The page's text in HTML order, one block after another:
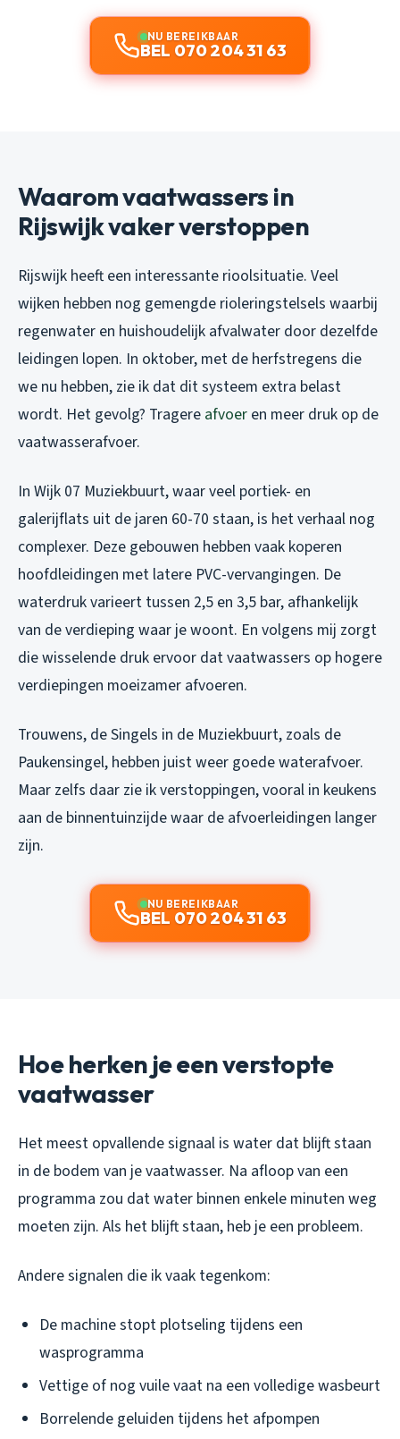
NU BEREIKBAAR
BEL 070 204 31 63
Waarom vaatwassers in
Rijswijk vaker verstoppen
Rijswijk heeft een interessante rioolsituatie. Veel
wijken hebben nog gemengde rioleringstelsels waarbij
regenwater en huishoudelijk afvalwater door dezelfde
leidingen lopen. In oktober, met de herfstregens die
we nu hebben, zie ik dat dit systeem extra belast
wordt. Het gevolg? Tragere afvoer en meer druk op de
vaatwasserafvoer.
In Wijk 07 Muziekbuurt, waar veel portiek- en
galerijflats uit de jaren 60-70 staan, is het verhaal nog
complexer. Deze gebouwen hebben vaak koperen
hoofdleidingen met latere PVC-vervangingen. De
waterdruk varieert tussen 2,5 en 3,5 bar, afhankelijk
van de verdieping waar je woont. En volgens mij zorgt
die wisselende druk ervoor dat vaatwassers op hogere
verdiepingen moeizamer afvoeren.
Trouwens, de Singels in de Muziekbuurt, zoals de
Paukensingel, hebben juist weer goede waterafvoer.
Maar zelfs daar zie ik verstoppingen, vooral in keukens
aan de binnentuinzijde waar de afvoerleidingen langer
zijn.
NU BEREIKBAAR
BEL 070 204 31 63
Hoe herken je een verstopte
vaatwasser
Het meest opvallende signaal is water dat blijft staan
in de bodem van je vaatwasser. Na afloop van een
programma zou dat water binnen enkele minuten weg
moeten zijn. Als het blijft staan, heb je een probleem.
Andere signalen die ik vaak tegenkom:
De machine stopt plotseling tijdens een
wasprogramma
Vettige of nog vuile vaat na een volledige wasbeurt
Borrelende geluiden tijdens het afpompen